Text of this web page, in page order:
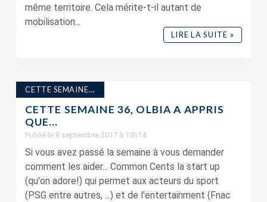
même territoire. Cela mérite-t-il autant de
mobilisation...
LIRE LA SUITE »
CETTE SEMAINE...
CETTE SEMAINE 36, OLBIA A APPRIS
QUE…
Publié le 8 septembre 2017 à 15h14
Si vous avez passé la semaine à vous demander
comment les aider... Common Cents la start up
(qu'on adore!) qui permet aux acteurs du sport
(PSG entre autres, ...) et de l'entertainment (Fnac